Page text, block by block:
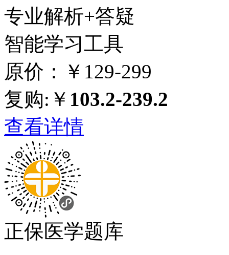
专业解析+答疑
智能学习工具
原价：￥129-299
复购:￥ 103.2-239.2
查看详情
正保医学题库